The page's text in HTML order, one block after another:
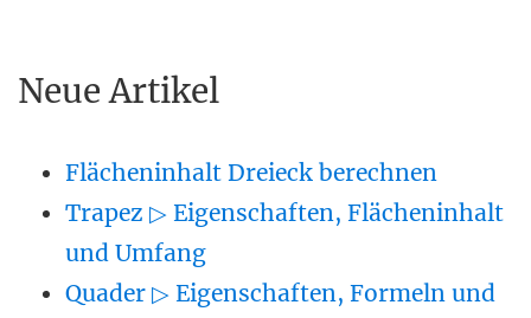
Neue Artikel
Flächeninhalt Dreieck berechnen
Trapez ▷ Eigenschaften, Flächeninhalt
und Umfang
Quader ▷ Eigenschaften, Formeln und